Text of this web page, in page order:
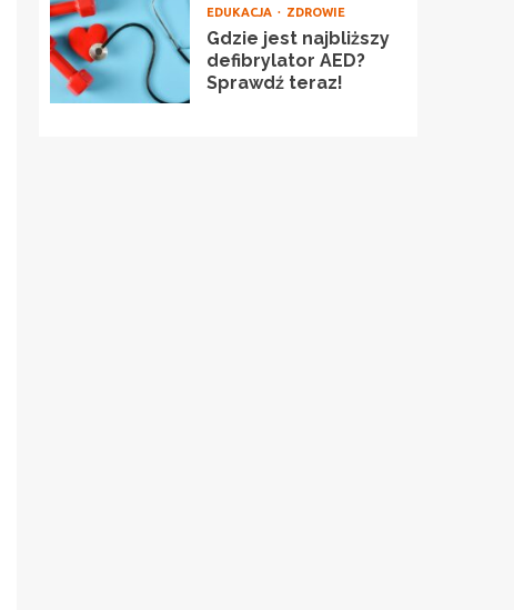
EDUKACJA
ZDROWIE
Gdzie jest najbliższy
defibrylator AED?
Sprawdź teraz!